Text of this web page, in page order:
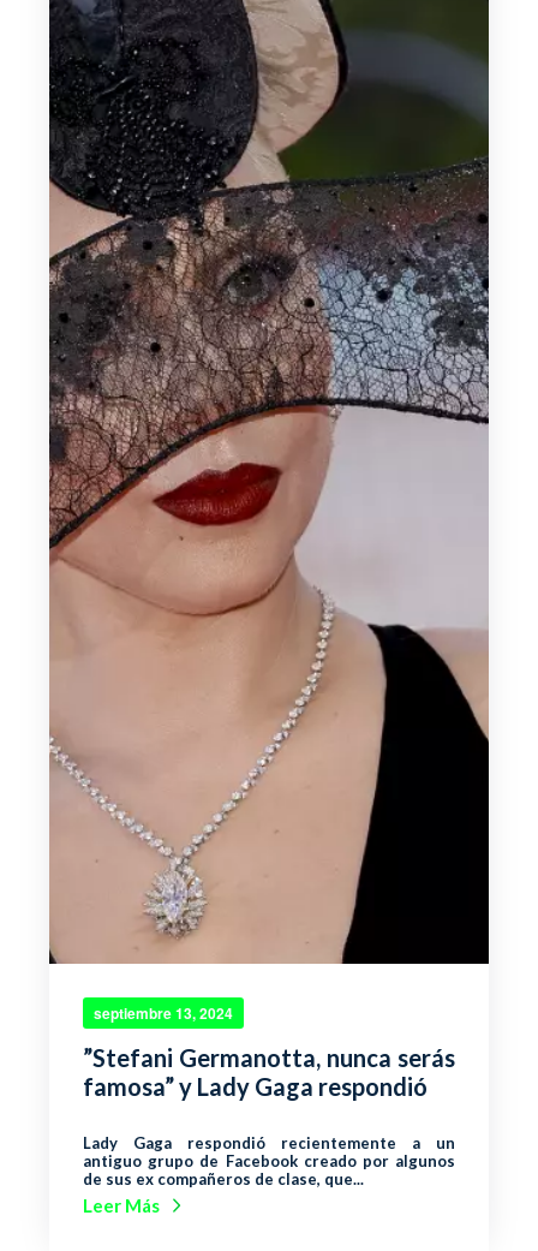
septiembre 13, 2024
”Stefani Germanotta, nunca serás
famosa” y Lady Gaga respondió
Lady Gaga respondió recientemente a un
antiguo grupo de Facebook creado por algunos
de sus ex compañeros de clase, que...
Leer Más